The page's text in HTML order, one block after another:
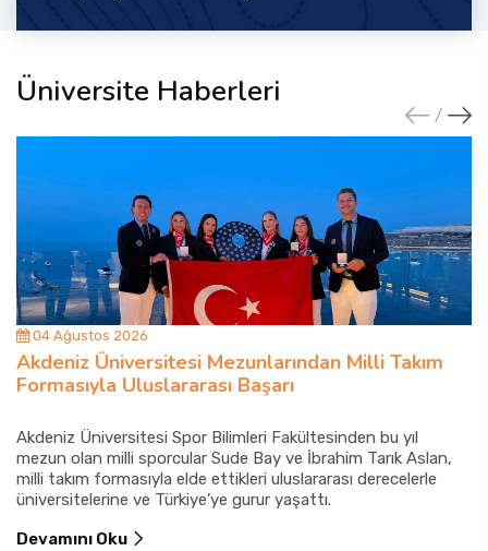
Üniversite Haberleri
04 Ağustos 2026
Akdeniz Üniversitesi Mezunlarından Milli Takım
Formasıyla Uluslararası Başarı
Akdeniz Üniversitesi Spor Bilimleri Fakültesinden bu yıl
mezun olan milli sporcular Sude Bay ve İbrahim Tarık Aslan,
milli takım formasıyla elde ettikleri uluslararası derecelerle
üniversitelerine ve Türkiye’ye gurur yaşattı.
Devamını Oku